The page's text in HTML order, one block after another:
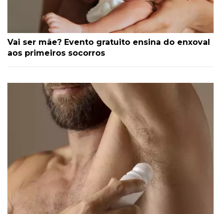
Vai ser mãe? Evento gratuito ensina do enxoval
aos primeiros socorros